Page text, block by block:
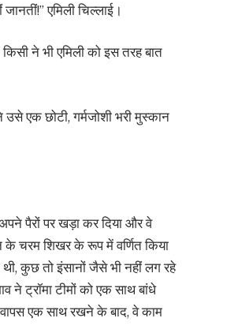
एमिली चिल्लाई।
ने भी एमिली को इस तरह बात
एक छोटी, गर्मजोशी भरी मुस्कान
पैरों पर खड़ा कर दिया और वे
चरम शिखर के रूप में वर्णित किया
कुछ तो इंसानों जैसे भी नहीं लग रहे
ट्रॉमा टीमों को एक साथ बांधे
एक साथ रखने के बाद, वे काम